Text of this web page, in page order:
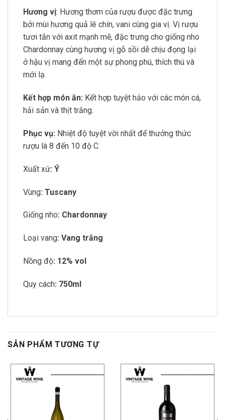
Hương vị: Hương thơm của rượu được đặc trưng
bởi mùi hương quả lê chín, vani cùng gia vị. Vị rượu
tươi tắn với axit mạnh mẽ, đặc trưng cho giống nho
Chardonnay cùng hương vị gỗ sồi dễ chịu đọng lại
ở hậu vị mang đến một sự phong phú, thích thú và
mới lạ.
Kết hợp món ăn: Kết hợp tuyệt hảo với các món cá,
hải sản và thịt trắng.
Phục vụ: Nhiệt độ tuyệt vời nhất để thưởng thức
rượu là 8 đến 10 độ C.
Xuất xứ: Ý
Vùng: Tuscany
Giống nho: Chardonnay
Loại vang: Vang trắng
Nồng độ: 12% vol
Quy cách: 750ml
SẢN PHẨM TƯƠNG TỰ